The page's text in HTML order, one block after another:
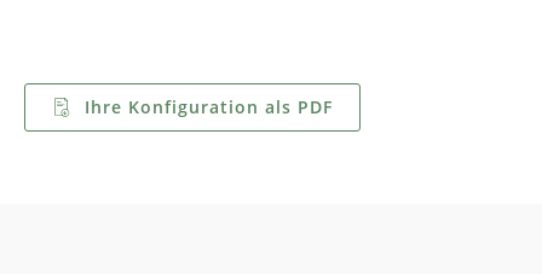
Ihre Konfiguration als PDF